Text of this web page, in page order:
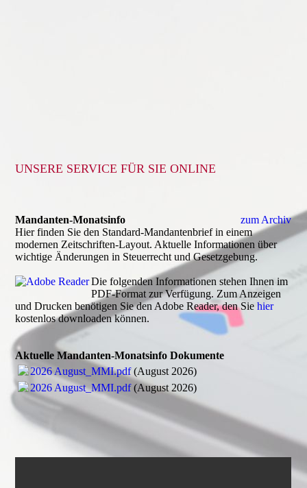
UNSERE SERVICE FÜR SIE ONLINE
Mandanten-Monatsinfo
zum Archiv
Hier finden Sie den Standard-Mandantenbrief in einem
modernen Zeitschriften-Layout. Aktuelle Informationen über
wichtige Änderungen in Steuerrecht und Gesetzgebung.
Die folgenden Informationen stehen Ihnen im
PDF-Format zur Verfügung. Zum Anzeigen
und Drucken benötigen Sie den Adobe Reader, den Siehier
kostenlos downloaden können.
Aktuelle Mandanten-Monatsinfo Dokumente
2026 August_MMI.pdf(August 2026)
2026 August_MMI.pdf(August 2026)